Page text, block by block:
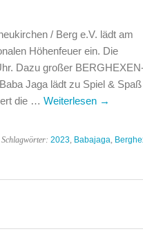
/ Berg e.V. lädt am
Höhenfeuer ein. Die
Dazu großer
Jaga lädt zu Spiel &
die … Weiterlesen →
| Schlagwörter: 2023, Babajaga,